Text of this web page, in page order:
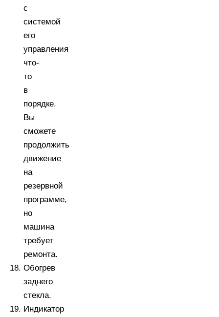
с
системой
его
управления
что-
то
в
порядке.
Вы
сможете
продолжить
движение
на
резервной
программе,
но
машина
требует
ремонта.
Обогрев
заднего
стекла.
Индикатор